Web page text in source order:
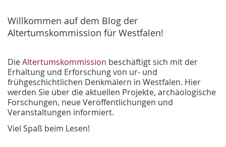
e
Willkommen auf dem Blog der
Altertumskommission für Westfalen!
DieAltertumskommission beschäftigt sich mit der
Erhaltung und Erforschung von ur- und
frühgeschichtlichen Denkmälern in Westfalen. Hier
werden Sie über die aktuellen Projekte, archäologische
Forschungen, neue Veröffentlichungen und
Veranstaltungen informiert.
Viel Spaß beim Lesen!